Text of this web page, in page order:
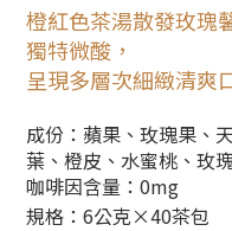
橙紅色茶湯散發玫瑰
獨特微酸，
呈現多層次細緻清爽
成份： 蘋果、玫瑰果 、
葉、橙皮、水蜜桃、玫
咖啡因含量：0mg
規格：6公克×40茶包